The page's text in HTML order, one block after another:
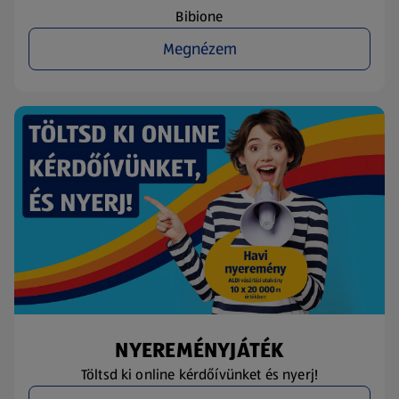
Bibione
Megnézem
NYEREMÉNYJÁTÉK
Töltsd ki online kérdőívünket és nyerj!